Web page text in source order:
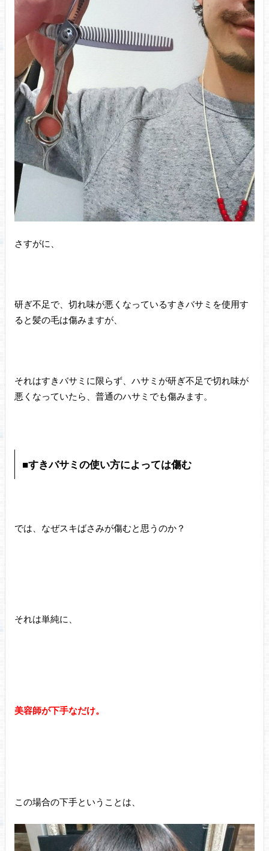
さすがに、
研ぎ不足で、切れ味が悪くなっているすきバサミを使用す
ると髪の毛は傷みますが、
それはすきバサミに限らず、ハサミが研ぎ不足で切れ味が
悪くなっていたら、普通のハサミでも傷みます。
■すきバサミの使い方によっては傷む
では、なぜスキばさみが傷むと思うのか？
それは単純に、
美容師が下手なだけ。
この場合の下手ということは、